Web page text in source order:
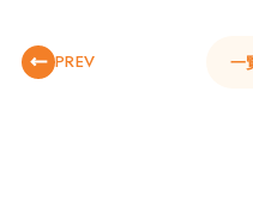
PREV 一